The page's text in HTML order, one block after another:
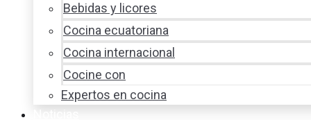
Bebidas y licores
Cocina ecuatoriana
Cocina internacional
Cocine con
Expertos en cocina